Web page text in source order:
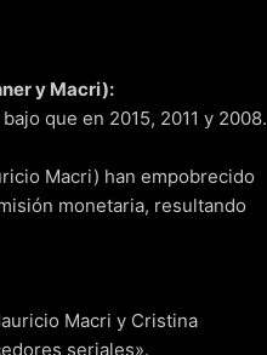
y Macri):
que en 2015, 2011 y 2008.
Macri) han empobrecido
monetaria, resultando
Macri y Cristina
seriales».